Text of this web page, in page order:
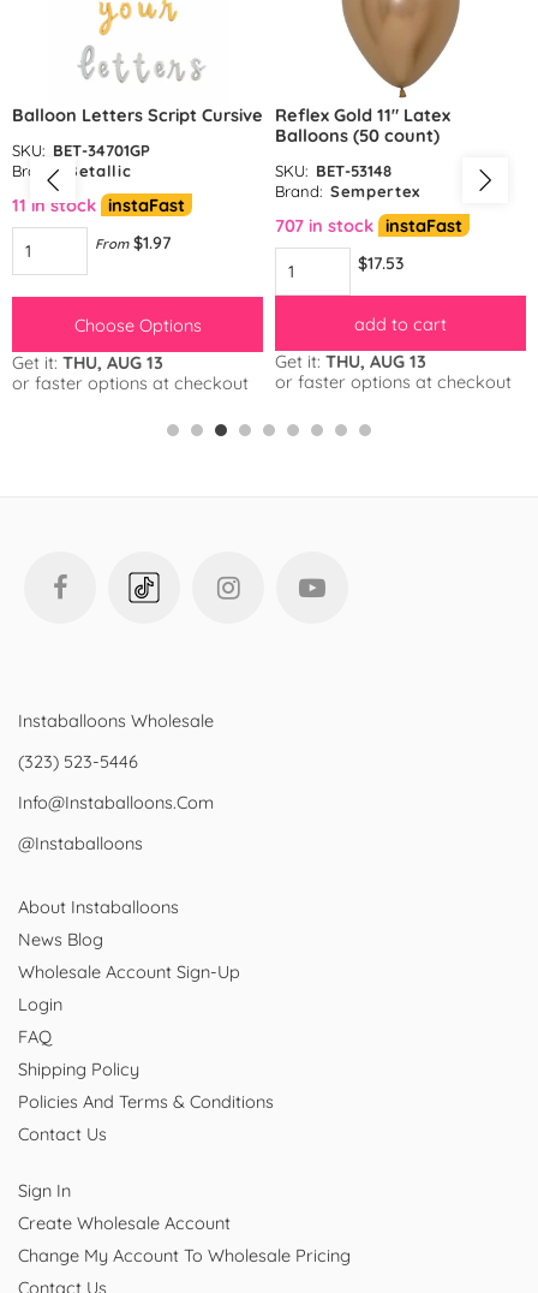
Balloon Letters Script Cursive
SKU: BET-34701GP
Brand:
Betallic
11 in stock instaFast
From $1.97
Choose Options
Get it: THU, AUG 13
or faster options at checkout
Reflex Gold 11″ Latex
Balloons (50 count)
SKU: BET-53148
Brand: Sempertex
707 in stock instaFast
$17.53
add to cart
Get it: THU, AUG 13
or faster options at checkout
Instaballoons Wholesale
(323) 523-5446
Info@instaballoons.com
@instaballoons
About Instaballoons
News Blog
Wholesale Account Sign-Up
Login
FAQ
Shipping Policy
Policies And Terms & Conditions
Contact Us
Sign In
Create Wholesale Account
Change My Account To Wholesale Pricing
Contact Us